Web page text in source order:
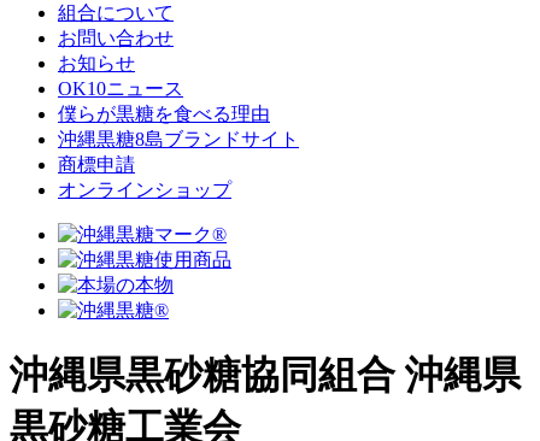
組合について
お問い合わせ
お知らせ
OK10ニュース
僕らが黒糖を食べる理由
沖縄黒糖8島ブランドサイト
商標申請
オンラインショップ
沖縄県黒砂糖協同組合 沖縄県
黒砂糖工業会